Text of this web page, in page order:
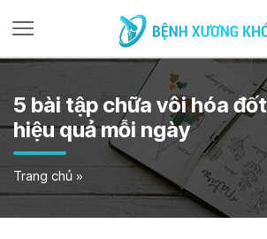
5 bài tập chữa vôi hóa
hiệu quả mỗi ngày
Trang chủ »